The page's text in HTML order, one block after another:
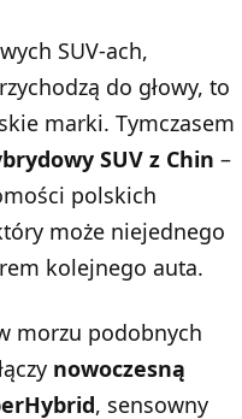
SUV-ach,
do głowy, to
marki. Tymczasem
SUV z Chin –
polskich
może niejednego
kolejnego auta.
morzu podobnych
nowoczesną
, sensowny